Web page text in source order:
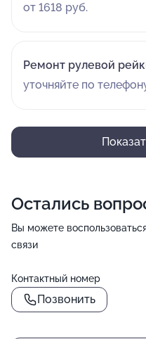
от 1618 руб.
Ремонт рулевой
уточняйте по
Остались
Вы можете
связи
Контактный номер
Позвонить